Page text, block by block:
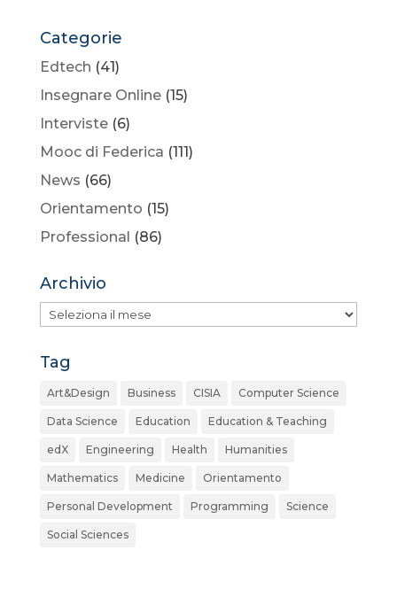
Categorie
Edtech (41)
Insegnare Online(15)
Interviste(6)
Mooc di Federica (111)
News (66)
Orientamento (15)
Professional (86)
Archivio
Archivio
Tag
Art&Design Business CISIA Computer Science
Data Science Education Education & Teaching
edX Engineering Health Humanities
Mathematics Medicine Orientamento
Personal Development Programming Science
Social Sciences